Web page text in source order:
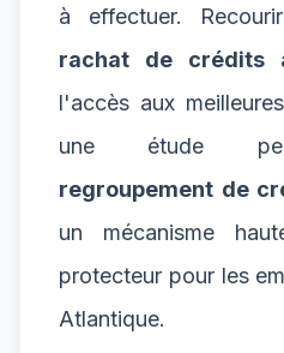
à effectuer.
rachat de crédits
l'accès aux
une étude
regroupement de
un mécanisme
protecteur pour les
Atlantique.